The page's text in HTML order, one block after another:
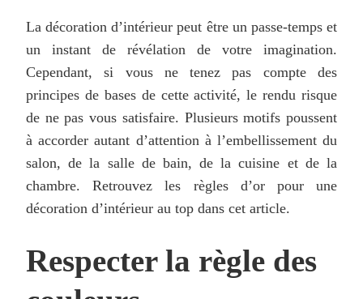
La décoration d’intérieur peut être un passe-temps et
un instant de révélation de votre imagination.
Cependant, si vous ne tenez pas compte des
principes de bases de cette activité, le rendu risque
de ne pas vous satisfaire. Plusieurs motifs poussent
à accorder autant d’attention à l’embellissement du
salon, de la salle de bain, de la cuisine et de la
chambre. Retrouvez les règles d’or pour une
décoration d’intérieur au top dans cet article.
Respecter la règle des